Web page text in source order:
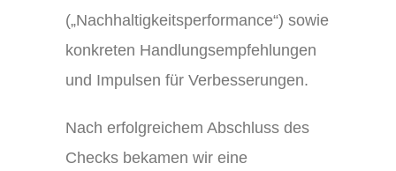
(„Nachhaltigkeitsperformance“) sowie
konkreten Handlungsempfehlungen
und Impulsen für Verbesserungen.
Nach erfolgreichem Abschluss des
Checks bekamen wir eine